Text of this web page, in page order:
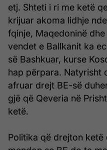
etj. Shteti i ri me ketë
krijuar akoma lidhje
fqinje, Maqedoninë
vendet e Ballkanit ka
së Bashkuar, kurse
hap përpara. Natyrisht
afruar drejt BE-së
gjë që Qeveria në
ketë.
Politika që drejton ketë